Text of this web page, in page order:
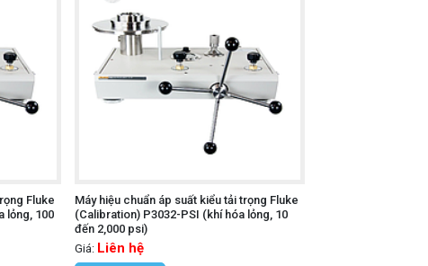
Fluke
lỏng, 100
Máy hiệu chuẩn áp suất kiểu tải trọng Fluke
(Calibration) P3032-PSI (khí hóa lỏng, 10
đến 2,000 psi)
Giá: Liên hệ